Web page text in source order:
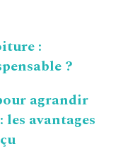
:
?
agrandir
avantages